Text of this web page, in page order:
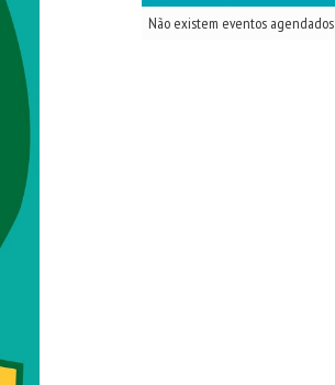
Não existem eventos agendados